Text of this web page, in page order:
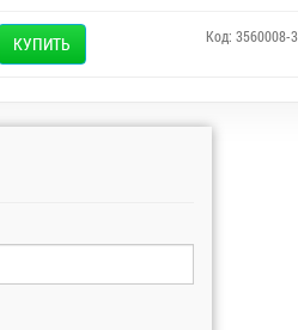
КУПИТЬ Код: 3560008-